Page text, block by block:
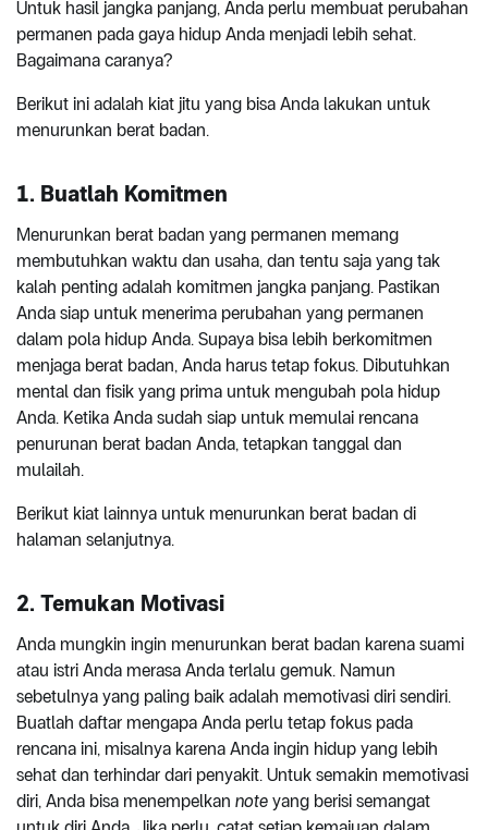
Untuk hasil jangka panjang, Anda perlu membuat perubahan
permanen pada gaya hidup Anda menjadi lebih sehat.
Bagaimana caranya?
Berikut ini adalah kiat jitu yang bisa Anda lakukan untuk
menurunkan berat badan.
1. Buatlah Komitmen
Menurunkan berat badan yang permanen memang
membutuhkan waktu dan usaha, dan tentu saja yang tak
kalah penting adalah komitmen jangka panjang. Pastikan
Anda siap untuk menerima perubahan yang permanen
dalam pola hidup Anda. Supaya bisa lebih berkomitmen
menjaga berat badan, Anda harus tetap fokus. Dibutuhkan
mental dan fisik yang prima untuk mengubah pola hidup
Anda. Ketika Anda sudah siap untuk memulai rencana
penurunan berat badan Anda, tetapkan tanggal dan
mulailah.
Berikut kiat lainnya untuk menurunkan berat badan di
halaman selanjutnya.
2. Temukan Motivasi
Anda mungkin ingin menurunkan berat badan karena suami
atau istri Anda merasa Anda terlalu gemuk. Namun
sebetulnya yang paling baik adalah memotivasi diri sendiri.
Buatlah daftar mengapa Anda perlu tetap fokus pada
rencana ini, misalnya karena Anda ingin hidup yang lebih
sehat dan terhindar dari penyakit. Untuk semakin memotivasi
diri, Anda bisa menempelkan note yang berisi semangat